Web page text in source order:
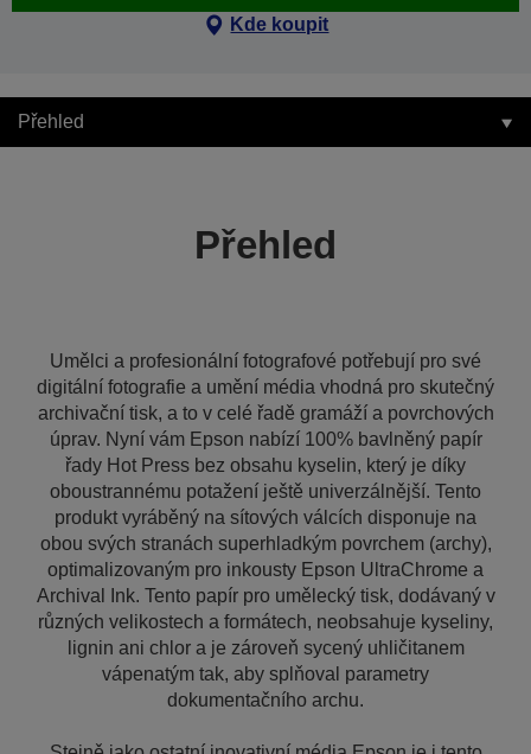
Kde koupit
Přehled
Přehled
Umělci a profesionální fotografové potřebují pro své
digitální fotografie a umění média vhodná pro skutečný
archivační tisk, a to v celé řadě gramáží a povrchových
úprav. Nyní vám Epson nabízí 100% bavlněný papír
řady Hot Press bez obsahu kyselin, který je díky
oboustrannému potažení ještě univerzálnější. Tento
produkt vyráběný na sítových válcích disponuje na
obou svých stranách superhladkým povrchem (archy),
optimalizovaným pro inkousty Epson UltraChrome a
Archival Ink. Tento papír pro umělecký tisk, dodávaný v
různých velikostech a formátech, neobsahuje kyseliny,
lignin ani chlor a je zároveň sycený uhličitanem
vápenatým tak, aby splňoval parametry
dokumentačního archu.